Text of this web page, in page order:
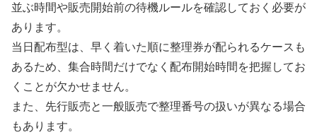
並ぶ時間や販売開始前の待機ルールを確認しておく必要が
あります。
当日配布型は、早く着いた順に整理券が配られるケースも
あるため、集合時間だけでなく配布開始時間を把握してお
くことが欠かせません。
また、先行販売と一般販売で整理番号の扱いが異なる場合
もあります。